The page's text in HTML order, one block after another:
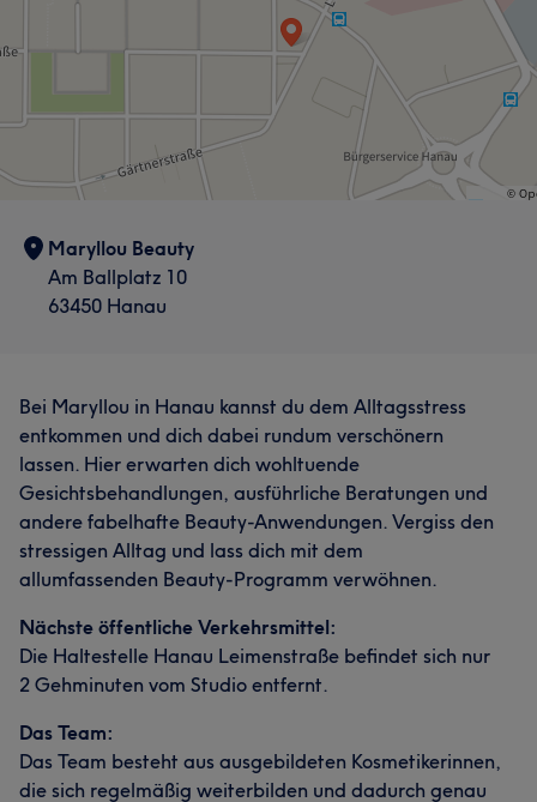
Maryllou Beauty
Am Ballplatz 10
63450 Hanau
Bei Maryllou in Hanau kannst du dem Alltagsstress
entkommen und dich dabei rundum verschönern
lassen. Hier erwarten dich wohltuende
Gesichtsbehandlungen, ausführliche Beratungen und
andere fabelhafte Beauty-Anwendungen. Vergiss den
stressigen Alltag und lass dich mit dem
allumfassenden Beauty-Programm verwöhnen.
Nächste öffentliche Verkehrsmittel:
Die Haltestelle Hanau Leimenstraße befindet sich nur
2 Gehminuten vom Studio entfernt.
Das Team:
Das Team besteht aus ausgebildeten Kosmetikerinnen,
die sich regelmäßig weiterbilden und dadurch genau